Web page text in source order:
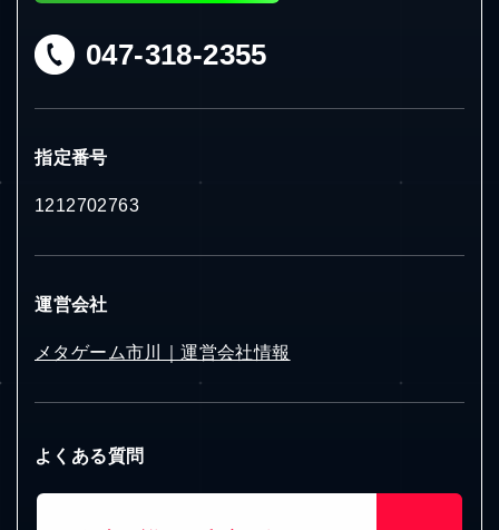
047-318-2355
指定番号
1212702763
運営会社
メタゲーム市川｜運営会社情報
よくある質問
い！
るの？